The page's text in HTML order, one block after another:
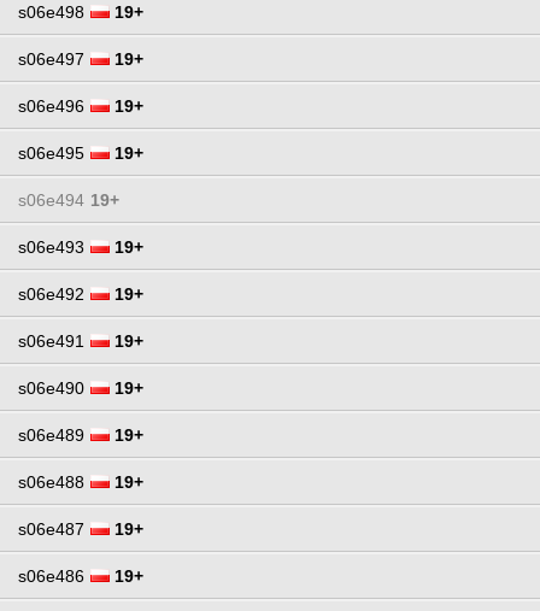
s06e498 19+
s06e497 19+
s06e496 19+
s06e495 19+
s06e494 19+
s06e493 19+
s06e492 19+
s06e491 19+
s06e490 19+
s06e489 19+
s06e488 19+
s06e487 19+
s06e486 19+